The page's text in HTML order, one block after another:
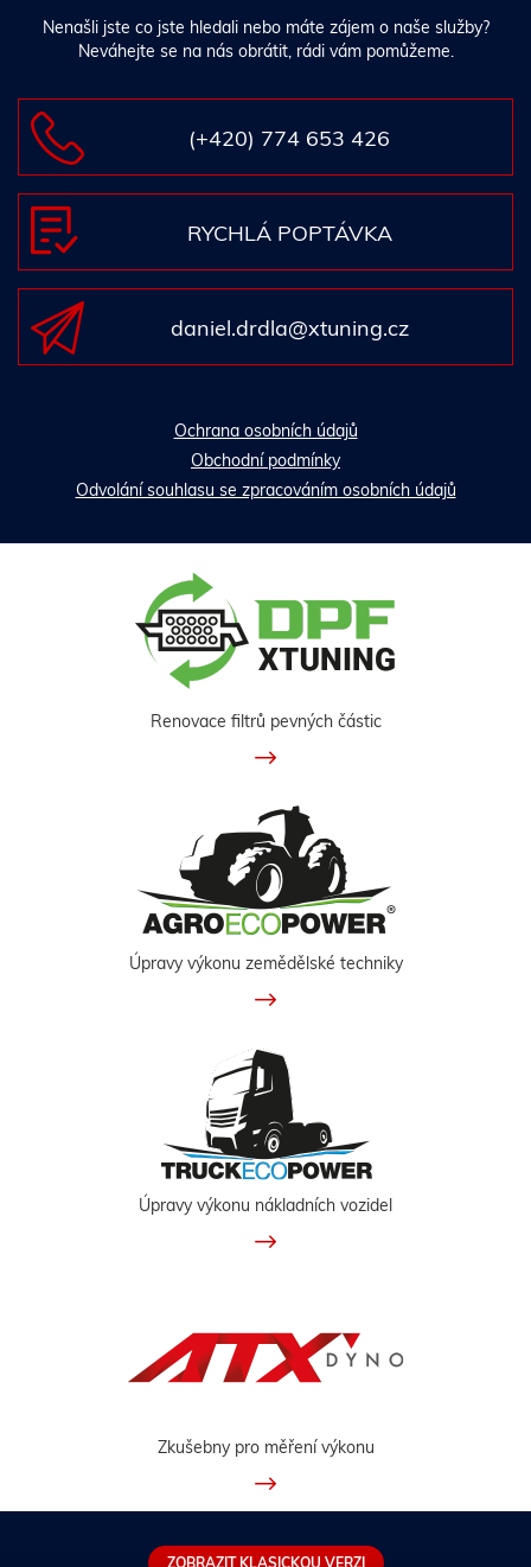
Nenašli jste co jste hledali nebo máte zájem o naše služby?
Neváhejte se na nás obrátit, rádi vám pomůžeme.
(+420) 774 653 426
RYCHLÁ POPTÁVKA
daniel.drdla@xtuning.cz
Ochrana osobních údajů
Obchodní podmínky
Odvolání souhlasu se zpracováním osobních údajů
Renovace filtrů pevných částic
Úpravy výkonu zemědělské techniky
Úpravy výkonu nákladních vozidel
Zkušebny pro měření výkonu
ZOBRAZIT KLASICKOU VERZI